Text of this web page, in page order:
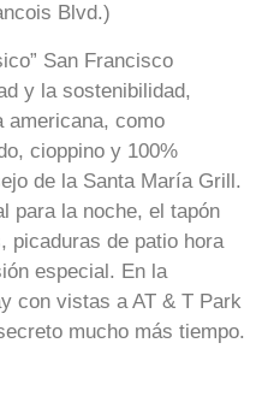
Blvd.)
San Francisco
y la sostenibilidad,
americana, como
cioppino y 100%
de la Santa María Grill.
para la noche, el tapón
picaduras de patio hora
especial. En la
con vistas a AT & T Park
mucho más tiempo.